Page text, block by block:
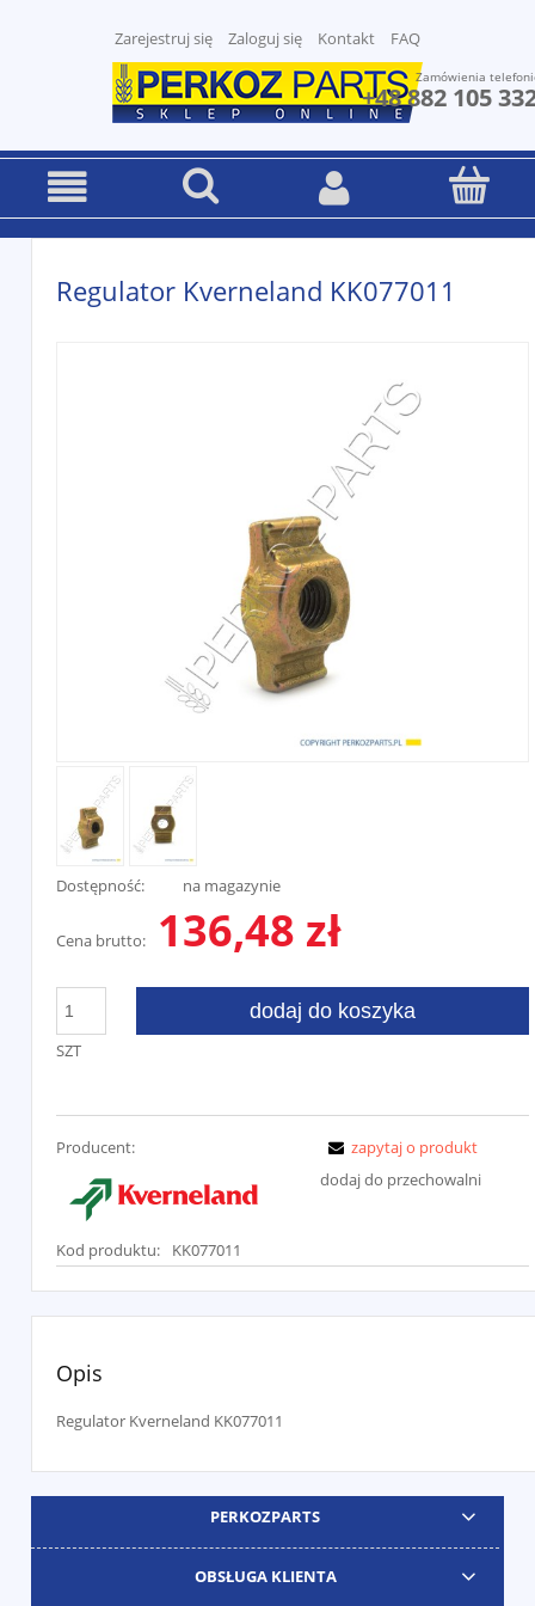
Zarejestruj się Zaloguj się Kontakt FAQ
Zamówienia
+48 882 105
Regulator Kverneland KK077011
Dostępność: na magazynie
Cena brutto: 136,48 zł
SZT
dodaj do koszyka
Producent:
Kod produktu: KK077011
zapytaj o produkt
dodaj do przechowalni
Opis
Regulator Kverneland KK077011
PERKOZPARTS
OBSŁUGA KLIENTA